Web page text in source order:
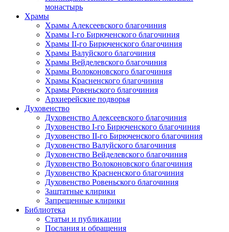
монастырь
Храмы
Храмы Алексеевского благочиния
Храмы I-го Бирюченского благочиния
Храмы II-го Бирюченского благочиния
Храмы Валуйского благочиния
Храмы Вейделевского благочиния
Храмы Волоконовского благочиния
Храмы Красненского благочиния
Храмы Ровеньского благочиния
Архиерейские подворья
Духовенство
Духовенство Алексеевского благочиния
Духовенство I-го Бирюченского благочиния
Духовенство II-го Бирюченского благочиния
Духовенство Валуйского благочиния
Духовенство Вейделевского благочиния
Духовенство Волоконовского благочиния
Духовенство Красненского благочиния
Духовенство Ровеньского благочиния
Заштатные клирики
Запрещенные клирики
Библиотека
Статьи и публикации
Послания и обращения